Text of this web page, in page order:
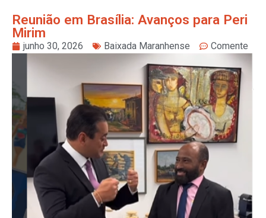
Reunião em Brasília: Avanços para Peri
Mirim
junho 30, 2026 Baixada Maranhense Comente